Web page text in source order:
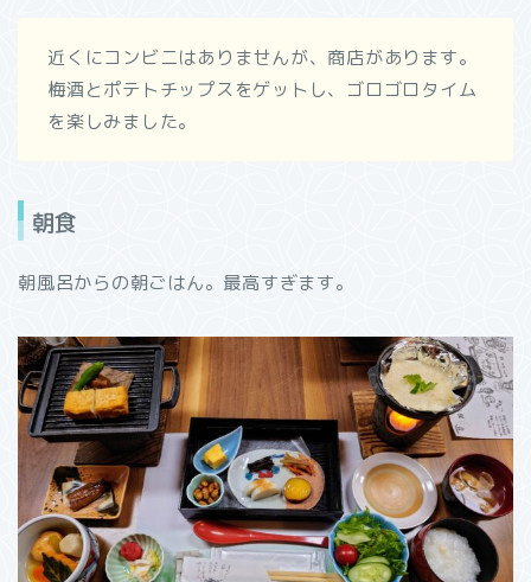
近くにコンビニはありませんが、商店があります。
梅酒とポテトチップスをゲットし、ゴロゴロタイム
を楽しみました。
朝食
朝風呂からの朝ごはん。最高すぎます。